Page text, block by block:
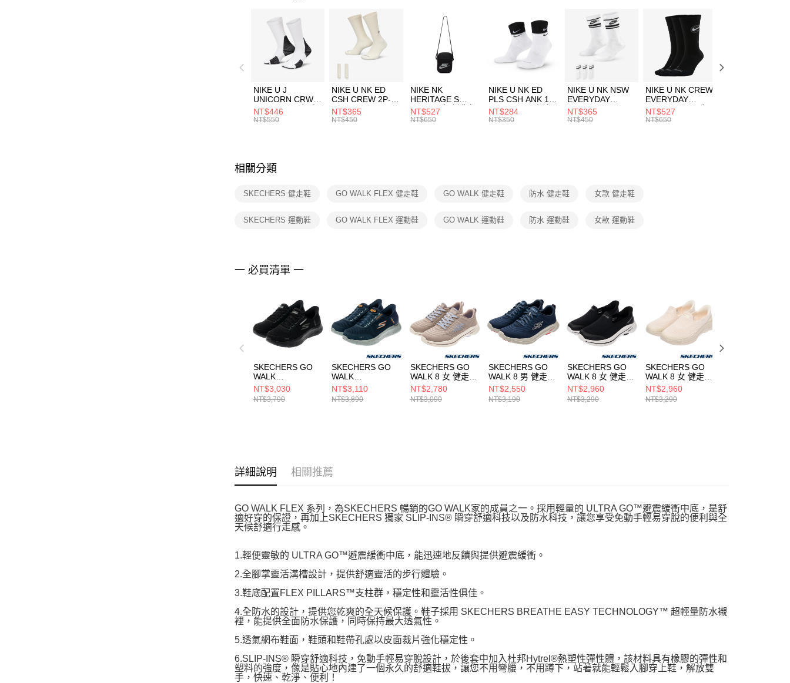
３．安心：先確認商品／服務後，再付款。
【「AFTEE先享後付」結帳流程】
１．於結帳方式選擇「AFTEE先享後付」後，將跳轉至「AFTEE先享後
付」結帳頁面，進行簡訊認證並確認金額後，即可完成結帳。
２．訂單成立數日內，您將收到繳費通知簡訊。
３．收到繳費通知簡訊後14天內，點擊此簡訊中的連結，可透過四大超商
／ATM／網路銀行／等多元方式進行付款，方視為交易完成。
※ 請注意：結帳手續完成當下不需立刻繳費，但若您需要取消訂單，請聯
絡購買商品的店家。未經商家同意取消之訂單仍視為有效，需透過AFTEE
先享後付繳納相關費用。
１．透過由恩沛科技股份有限公司提供之「AFTEE先享後付」服務完成之
交易，需依本服務之必要範圍內提供個人資料，並將交易相關給付款項請
２．關於個人資料處理事宜，請瀏覽以下網址：
５．嚴禁一人註冊多個帳號或使用他人資訊註冊。若發現惡意使用之情
形，恩沛科技股份有限公司將有權停止該用戶之使用額度並採取法律行
動。
每筆NT$100，滿NT$1,500(含以上)免運費
每筆NT$100，滿NT$1,500(含以上)免運費
付款後門市自取
每筆NT$100，滿NT$1,500(含以上)免運費
NIKE U J
UNICORN CRW
1PR -160 男女 中
統襪 FZ3393100
NT$446
NT$550
NIKE U NK ED
CSH CREW 2P-
144 EMBRDY 男
女 短統襪
NT$365
NT$450
NIKE NK
HERITAGE S
SMIT 男女 側背包
BA5871010
NT$527
NT$650
NIKE U NK ED
PLS CSH ANK 1P
144 DBL 男 中統
襪 DH4058104
NT$284
NT$350
NIKE U NK NSW
EVERYDAY
ESSENTIAL CR
男女 短統襪
NT$365
NT$450
NIKE U NK CREW
EVERYDAY
BBALL 3PR 男女
長統襪
NT$527
NT$650
相關分類
SKECHERS 健走鞋 GO WALK FLEX 健走鞋 GO WALK 健走鞋 防水 健走鞋 女款 健走鞋
SKECHERS 運動鞋 GO WALK FLEX 運動鞋 GO WALK 運動鞋 防水 運動鞋 女款 運動鞋
一 必買清單 一
SKECHERS GO
WALK
FLEX_WATERPR
OOF 女 健走鞋
124846BBK
NT$3,030
NT$3,790
SKECHERS GO
WALK
FLEX_WATERPR
OOF 男 健走鞋
216330NVY
NT$3,110
NT$3,890
SKECHERS GO
WALK 8 女 健走鞋
125920TPBL
NT$2,780
NT$3,090
SKECHERS GO
WALK 8 男 健走鞋
216782NVRD
NT$2,550
NT$3,190
SKECHERS GO
WALK 8 女 健走鞋
125942WBLK
NT$2,960
NT$3,290
SKECHERS GO
WALK 8 女 健走鞋
125942WNAT
NT$2,960
NT$3,290
詳細說明 相關推薦
GO WALK FLEX 系列，為SKECHERS 暢銷的GO WALK家的成員之一。採用輕量的 ULTRA GO™避震緩衝中底，是舒
適好穿的保證，再加上SKECHERS 獨家 SLIP-INS® 瞬穿舒適科技以及防水科技，讓您享受免動手輕易穿脫的便利與全
天候舒適行走感。
1.輕便靈敏的 ULTRA GO™避震緩衝中底，能迅速地反饋與提供避震緩衝。
2.全腳掌靈活溝槽設計，提供舒適靈活的步行體驗。
3.鞋底配置FLEX PILLARS™支柱群，穩定性和靈活性俱佳。
4.全防水的設計，提供您乾爽的全天候保護。鞋子採用 SKECHERS BREATHE EASY TECHNOLOGY™ 超輕量防水襯
裡，能提供全面防水保護，同時保持最大透氣性。
5.透氣網布鞋面，鞋頭和鞋帶孔處以皮面裁片強化穩定性。
6.SLIP-INS® 瞬穿舒適科技，免動手輕易穿脫設計，於後套中加入杜邦Hytrel®熱塑性彈性體，該材料具有橡膠的彈性和
塑料的強度，像是貼心地內建了一個永久的舒適鞋拔，讓您不用彎腰，不用蹲下，站著就能輕鬆入腳穿上鞋，解放雙
手，快速、乾淨、便利！